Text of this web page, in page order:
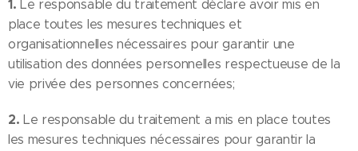
1. Le responsable du traitement déclare avoir mis en
place toutes les mesures techniques et
organisationnelles nécessaires pour garantir une
utilisation des données personnelles respectueuse de la
vie privée des personnes concernées;
2. Le responsable du traitement a mis en place toutes
les mesures techniques nécessaires pour garantir la